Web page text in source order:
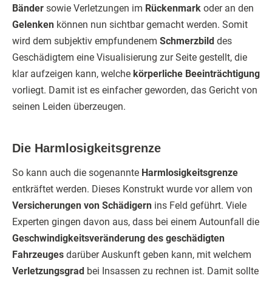
Bänder sowie Verletzungen im Rückenmark oder an den
Gelenken können nun sichtbar gemacht werden. Somit
wird dem subjektiv empfundenem Schmerzbild des
Geschädigtem eine Visualisierung zur Seite gestellt, die
klar aufzeigen kann, welche körperliche Beeinträchtigung
vorliegt. Damit ist es einfacher geworden, das Gericht von
seinen Leiden überzeugen.
Die Harmlosigkeitsgrenze
So kann auch die sogenannte Harmlosigkeitsgrenze
entkräftet werden. Dieses Konstrukt wurde vor allem von
Versicherungen von Schädigern ins Feld geführt. Viele
Experten gingen davon aus, dass bei einem Autounfall die
Geschwindigkeitsveränderung des geschädigten
Fahrzeuges darüber Auskunft geben kann, mit welchem
Verletzungsgrad bei Insassen zu rechnen ist. Damit sollte